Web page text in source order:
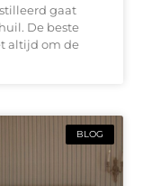
gaat
De beste
altijd om de
BLOG